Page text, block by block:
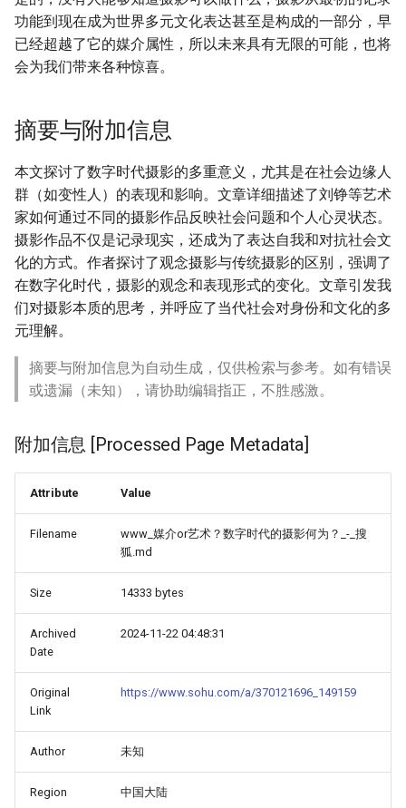
功能到现在成为世界多元文化表达甚至是构成的一部分，早
已经超越了它的媒介属性，所以未来具有无限的可能，也将
会为我们带来各种惊喜。
摘要与附加信息
本文探讨了数字时代摄影的多重意义，尤其是在社会边缘人
群（如变性人）的表现和影响。文章详细描述了刘铮等艺术
家如何通过不同的摄影作品反映社会问题和个人心灵状态。
摄影作品不仅是记录现实，还成为了表达自我和对抗社会文
化的方式。作者探讨了观念摄影与传统摄影的区别，强调了
在数字化时代，摄影的观念和表现形式的变化。文章引发我
们对摄影本质的思考，并呼应了当代社会对身份和文化的多
元理解。
摘要与附加信息为自动生成，仅供检索与参考。如有错误
或遗漏（未知），请协助编辑指正，不胜感激。
附加信息 [Processed Page Metadata]
Attribute Value
Filename
www_媒介or艺术？数字时代的摄影何为？_-_搜
狐.md
Size 14333 bytes
Archived
Date
2024-11-22 04:48:31
Original
Link
https://www.sohu.com/a/370121696_149159
Author 未知
Region 中国大陆